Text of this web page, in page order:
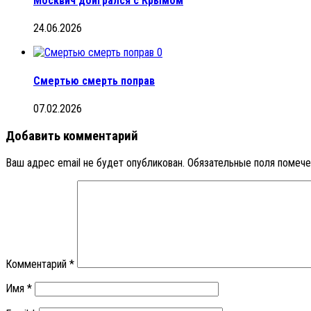
24.06.2026
0
Смертью смерть поправ
07.02.2026
Добавить комментарий
Ваш адрес email не будет опубликован. Обязательные поля
Комментарий *
Имя *